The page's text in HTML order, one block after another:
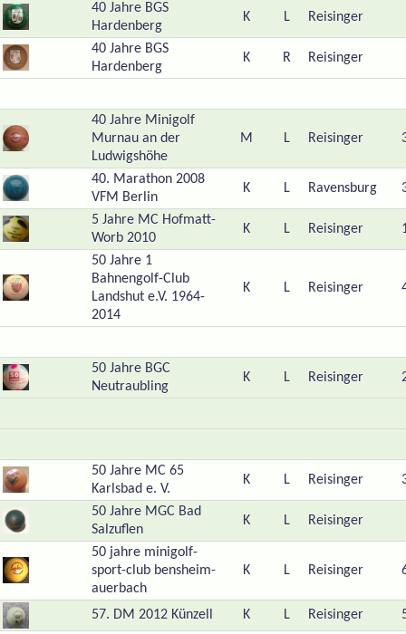
40 Jahre BGS
Hardenberg
K L Reisinger
40 Jahre BGS
Hardenberg
K R Reisinger
40 Jahre Minigolf
Murnau an der
Ludwigshöhe
M L Reisinger
40. Marathon 2008
VFM Berlin
K L Ravensburg
5 Jahre MC Hofmatt-
Worb 2010
K L Reisinger
50 Jahre 1
Bahnengolf-Club
Landshut e.V. 1964-
2014
K L Reisinger
50 Jahre BGC
Neutraubling
K L Reisinger
50 Jahre MC 65
Karlsbad e. V.
K L Reisinger
50 Jahre MGC Bad
Salzuflen
K L Reisinger
50 jahre minigolf-
sport-club bensheim-
auerbach
K L Reisinger
57. DM 2012 Künzell K L Reisinger